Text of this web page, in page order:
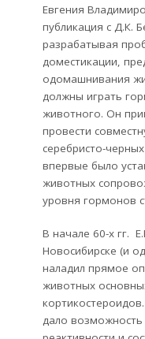
Евгения
публикация с Д.К.
разрабатывая
доместикации,
одомашнивания
должны играть
животного. Он
провести
серебристо-
впервые было
животных
уровня гормонов
В начале 60-х гг.
Новосибирске (и
наладил прямое
животных
дало возможность